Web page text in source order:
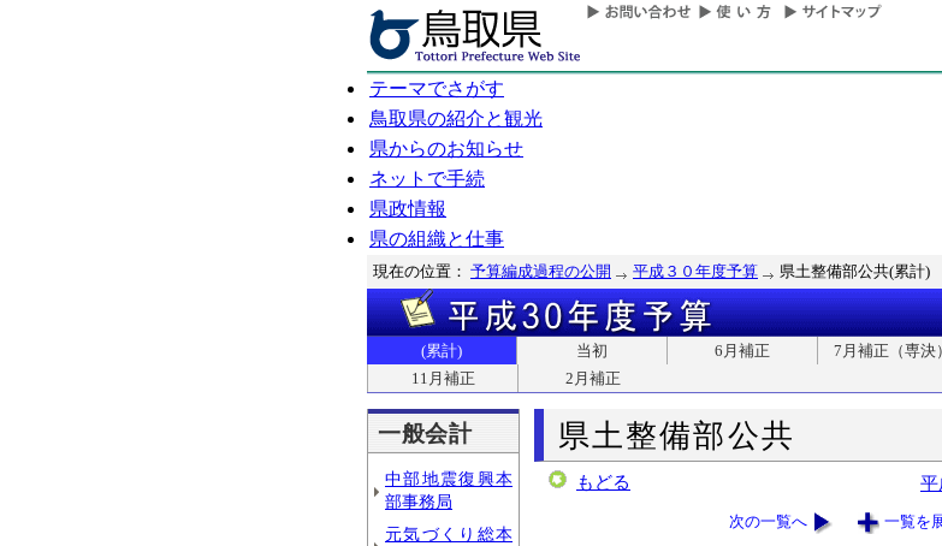
テーマでさがす
鳥取県の紹介と観光
県からのお知らせ
ネットで手続
県政情報
県の組織と仕事
現在の位置： 予算編成過程の公開 平成３０年度予算 県土整備部公共(累計)
(累計) 当初 6月補正 7月補正（専決）
11月補正
2月補正
一般会計
中部地震復興本
部事務局
元気づくり総本
県土整備部公共
もどる
次の一覧へ 一覧を